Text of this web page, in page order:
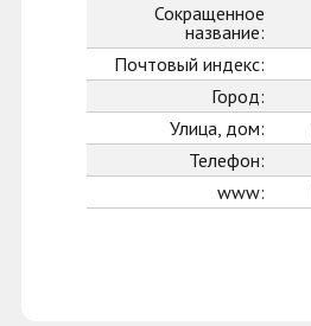
Сокращенное
название:
Почтовый индекс:
Город:
Улица, дом:
Телефон:
www: